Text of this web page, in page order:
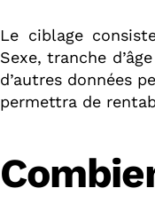
Le ciblage
Sexe, tranche
d’autres données
permettra de